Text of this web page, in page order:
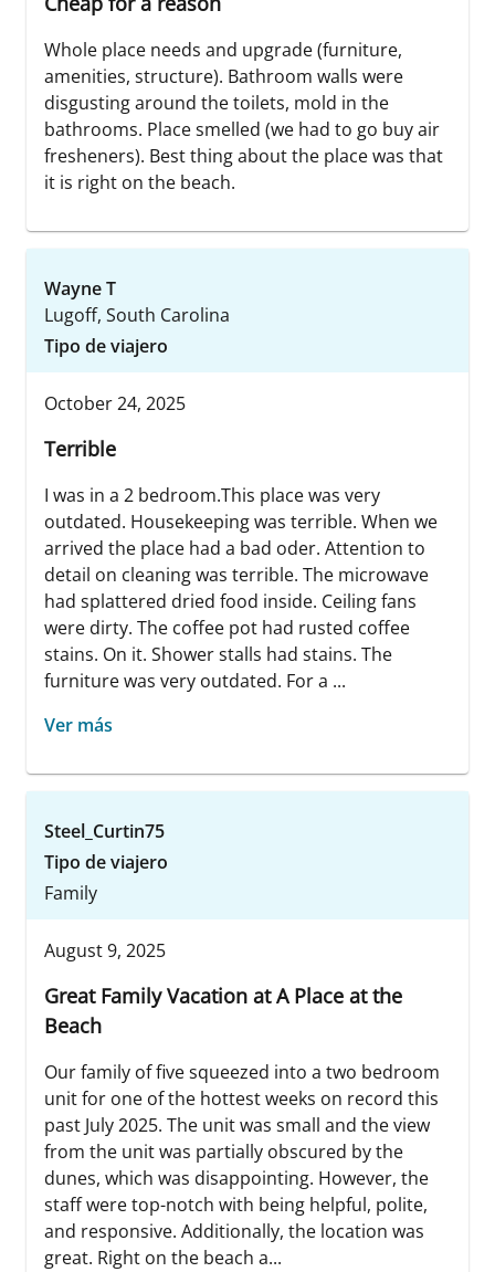
Whole place needs and upgrade (furniture,
amenities, structure). Bathroom walls were
disgusting around the toilets, mold in the
bathrooms. Place smelled (we had to go buy air
fresheners). Best thing about the place was that
it is right on the beach.
Wayne T
Lugoff, South Carolina
Tipo de viajero
October 24, 2025
Terrible
I was in a 2 bedroom.This place was very
outdated. Housekeeping was terrible. When we
arrived the place had a bad oder. Attention to
detail on cleaning was terrible. The microwave
had splattered dried food inside. Ceiling fans
were dirty. The coffee pot had rusted coffee
stains. On it. Shower stalls had stains. The
furniture was very outdated. For a ...
Ver más
Steel_Curtin75
Tipo de viajero
Family
August 9, 2025
Great Family Vacation at A Place at the
Beach
Our family of five squeezed into a two bedroom
unit for one of the hottest weeks on record this
past July 2025. The unit was small and the view
from the unit was partially obscured by the
dunes, which was disappointing. However, the
staff were top-notch with being helpful, polite,
and responsive. Additionally, the location was
great. Right on the beach a...